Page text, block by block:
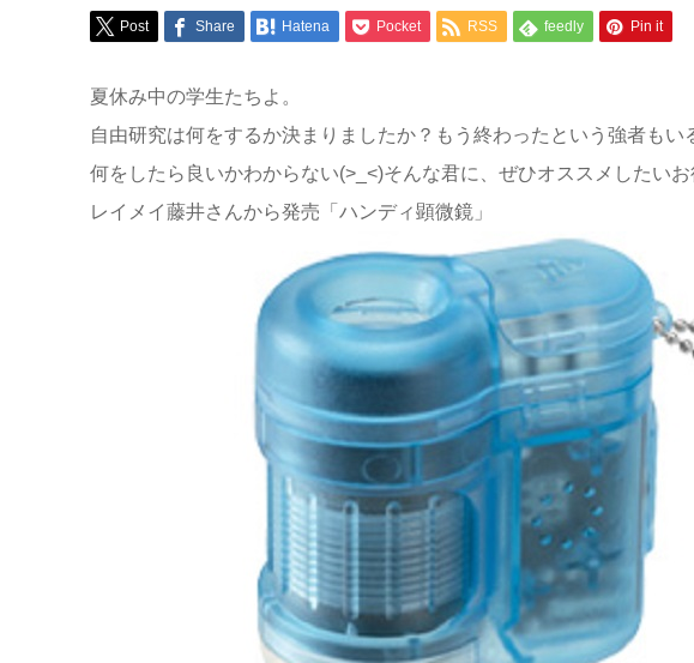
Post Share Hatena Pocket RSS feedly Pin it
夏休み中の学生たちよ。
自由研究は何をするか決まりましたか？もう終わったという強者もい
何をしたら良いかわからない(>_<)そんな君に、ぜひオススメしたい
レイメイ藤井さんから発売「ハンディ顕微鏡」